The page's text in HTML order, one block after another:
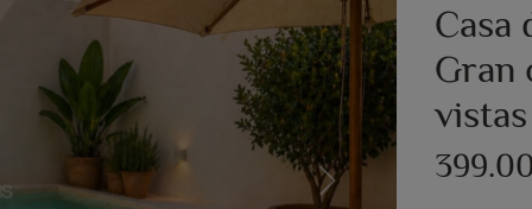
Next
Casa
Gran